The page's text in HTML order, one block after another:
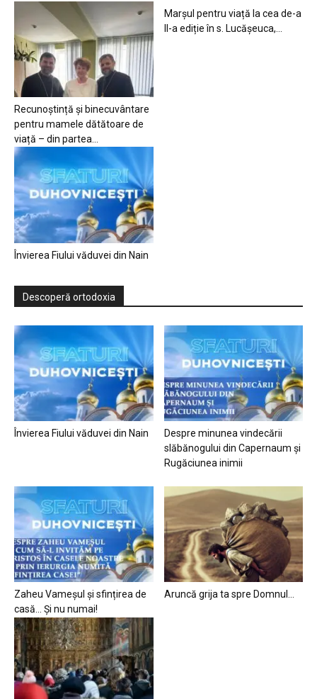
Recunoștință și binecuvântare
pentru mamele dătătoare de
viață – din partea...
Marșul pentru viață la cea de-a
II-a ediție în s. Lucășeuca,...
Învierea Fiului văduvei din Nain
Descoperă ortodoxia
Învierea Fiului văduvei din Nain
Despre minunea vindecării
slăbănogului din Capernaum și
Rugăciunea inimii
Zaheu Vameșul și sfințirea de
casă… Și nu numai!
Aruncă grija ta spre Domnul…